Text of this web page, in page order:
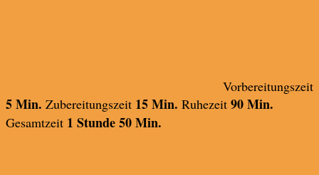
Vorbereitungszeit
5 Min. Zubereitungszeit 15 Min. Ruhezeit 90 Min.
Gesamtzeit 1 Stunde 50 Min.